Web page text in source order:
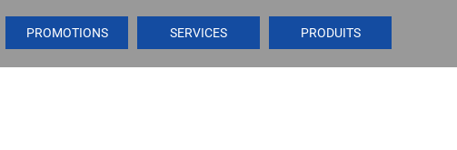
PRODUITS
SERVICES
PROMOTIONS